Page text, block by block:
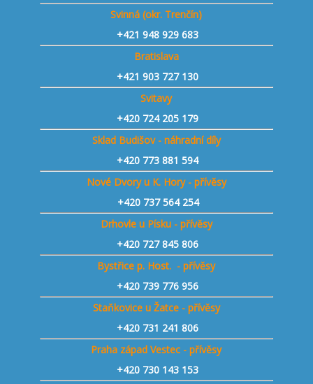
Svinná (okr. Trenčín)
+421948 929 683
Bratislava
+421 903 727 130
Svitavy
+420 724 205 179
Sklad Budišov - náhradní díly
+420 773 881 594
Nové Dvory u K. Hory - přívěsy
+420 737 564 254
Drhovle u Písku - přívěsy
+420 727 845 806
Bystřice p. Host. - přívěsy
+420 739 776 956
Staňkovice u Žatce - přívěsy
+420 731 241 806
Praha západ Vestec - přívěsy
+420 730 143 153